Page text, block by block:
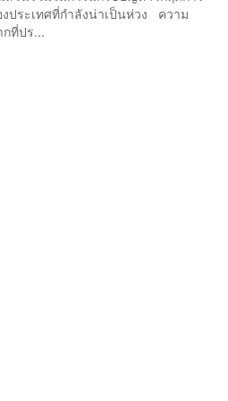
ประเทศที่กำลังน่าเป็นห่วง ความ
ที่ปร...